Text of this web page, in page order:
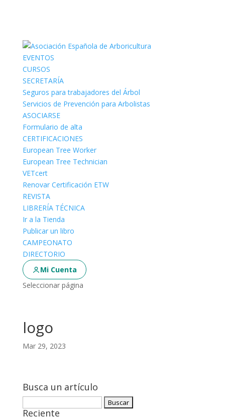
EVENTOS
CURSOS
SECRETARÍA
Seguros para trabajadores del Árbol
Servicios de Prevención para Arbolistas
ASOCIARSE
Formulario de alta
CERTIFICACIONES
European Tree Worker
European Tree Technician
VETcert
Renovar Certificación ETW
REVISTA
LIBRERÍA TÉCNICA
Ir a la Tienda
Publicar un libro
CAMPEONATO
DIRECTORIO
Mi Cuenta
Seleccionar página
logo
Mar 29, 2023
Busca un artículo
Reciente